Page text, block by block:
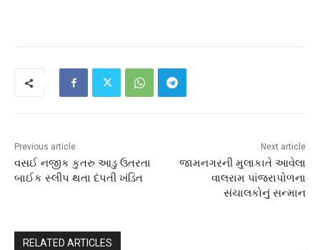
Previous article
વસઈ નજીક કુતરુ આડુ ઉતરતા
બાઈક સ્લીપ થતા દંપતી ખંડિત
Next article
જામનગરની મુલાકાતે આવેલા
વાલરામ પાંજરાપોળના
સંચાલકોનું સન્માન
RELATED ARTICLES